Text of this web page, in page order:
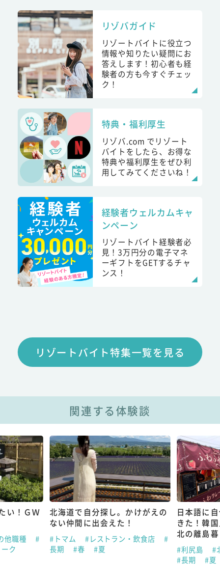
リゾバガイド
リゾートバイトに役立つ
情報や知りたい疑問にお
答えします！初心者も経
験者の方も今すぐチェッ
ク！
特典・福利厚生
リゾバ.com でリゾート
バイトをしたら、お得な
特典や福利厚生をぜひ利
用してみてくださいね！
経験者ウェルカムキャ
ンペーン
リゾートバイト経験者必
見！3万円分の電子マネ
ーギフトをGETするチャ
ンス！
リゾートバイト特集一覧を見る
関連する体験談
い！ＧＷ
他職種
#
ク
北海道で自分探し。かけがえの
ない仲間に出会えた！
#トマム #レストラン・飲食店
#
長期
#春 #夏
日本語に
きた！韓
北の離島
#利尻島
#
#長期
#夏